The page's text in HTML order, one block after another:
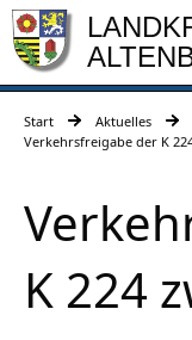
Start Aktuelles
Verkehrsfreigabe der K
K 224